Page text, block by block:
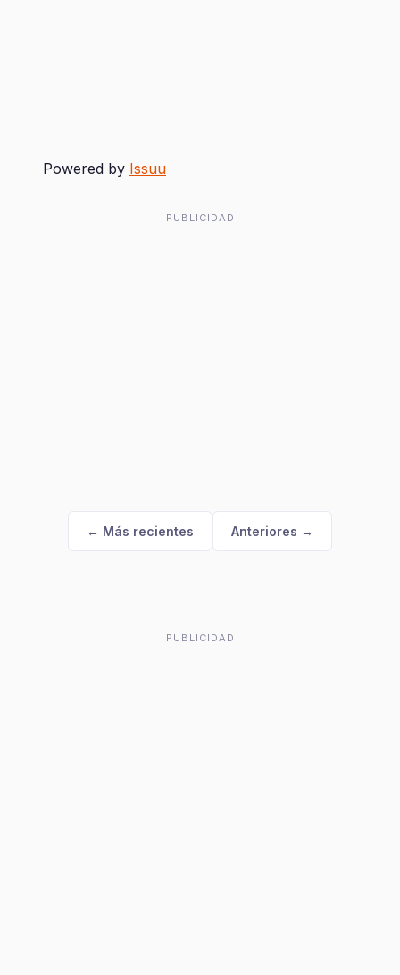
Powered by Issuu
PUBLICIDAD
← Más recientes Anteriores →
PUBLICIDAD